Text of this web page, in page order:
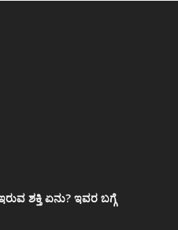
ಶಕ್ತಿ ಏನು? ಇವರ ಬಗ್ಗೆ